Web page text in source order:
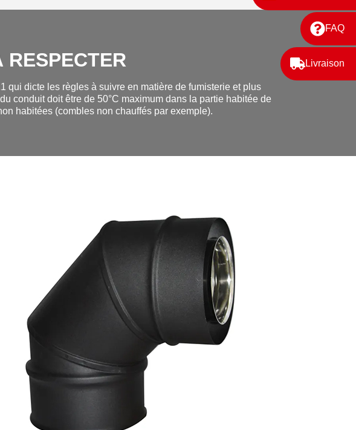
FAQ
Livraison
RESPECTER
qui dicte les règles à suivre en matière de fumisterie et plus
conduit doit être de 50°C maximum dans la partie habitée de
habitées (combles non chauffés par exemple).